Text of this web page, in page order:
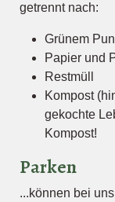
getrennt nach:
Grünem
Papier und
Restmüll
Kompost
gekochte
Kompost!
Parken
...können bei